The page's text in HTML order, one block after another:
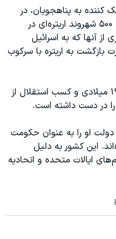
کننده به پناهجویان، در
حال حاضر، حدود ۲۵ هزار و ۵۰۰ شهروند اریتره‌ای در
از آنها که به اسرائیل
بازگشت به اریتره با سرکوب
ایسایاس آفورکی از سال ۱۹۹۳ میلادی و کسب استقلال از
در دست داشته است.
او را به عنوان حکومت
این کشور به دلیل
ایالات متحده و اتحادیه